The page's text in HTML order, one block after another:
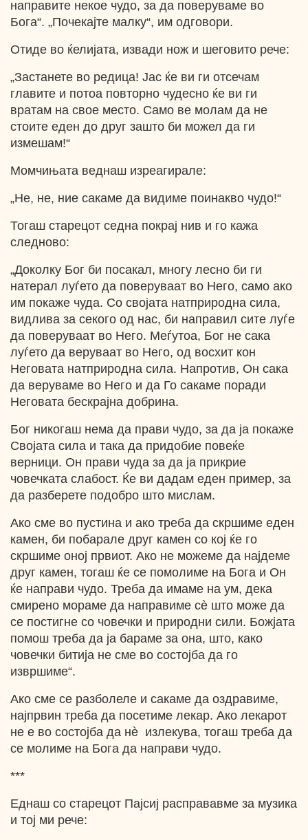
направите некое чудо, зa да поверуваме во
Бога“. „Почекајте малку“, им одговори.
Отиде во ќелијата, извади нож и шеговито рече:
„Застанете во редица! Јас ќе ви ги отсечам
главите и потоа повторно чудесно ќе ви ги
вратам на свое место. Само ве молам да не
стоите еден до друг зашто би можел да ги
измешам!“
Момчињата веднаш изреагирале:
„Не, не, ние сакаме да видиме поинакво чудо!“
Тогаш старецот седна покрај нив и го кажа
следново:
„Доколку Бог би посакал, многу лесно би ги
натерал луѓето да поверуваат во Него, само ако
им покаже чуда. Co својата натприродна сила,
видлива за секого од нас, би направил сите луѓе
да поверуваат во Него. Меѓутоа, Бог не сака
луѓето да веруваат во Него, од восхит кон
Неговата натприродна сила. Напротив, Он сака
да веруваме во Него и да Го сакаме поради
Неговата бескрајна добрина.
Бог никогаш нема да прави чудо, за да ја покаже
Својата сила и така да придобие повеќе
верници. Он прави чуда за да ја прикрие
човечката слабост. Ќе ви дадам еден пример, за
да разберете подобро што мислам.
Ако сме во пустина и ако треба да скршиме еден
камен, би побарале друг камен со кој ќе го
скршиме оној првиот. Ако не можеме да најдеме
друг камен, тогаш ќе се помолиме на Бога и Он
ќе направи чудо. Треба да имаме на ум, дека
смирено мораме да направиме сѐ што може да
се постигне со човечки и природни сили. Божјата
помош треба да ја бараме за она, што, како
човечки битија не сме во состојба да го
извршиме“.
Ако сме се разболеле и сакаме да оздравиме,
најпрвин треба да посетиме лекар. Ако лекарот
не е во состојба да нѐ излекува, тогаш треба да
се молиме на Бога да направи чудо.
***
Еднаш со старецот Пајсиј расправавме за музика
и тој ми рече: